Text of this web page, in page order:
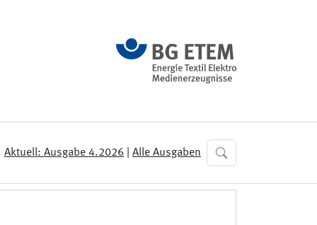
Aktuell: Ausgabe 4.2026 Alle Ausgaben